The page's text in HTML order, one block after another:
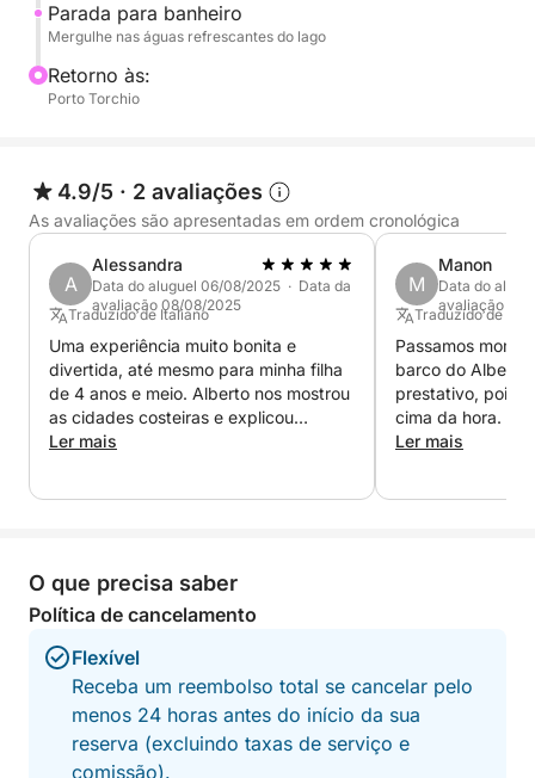
Durante o passeio, haverá uma parada refrescante
para um mergulho nas águas cristalinas do lago, um
momento perfeito para mergulhar e desfrutar da
tranquilidade da paisagem. A bordo, você terá
favorita, criando a atmosfera perfeita. Uma
experiência completa, ideal para quem busca
relaxamento, beleza e um gostinho das maravilhas
do Lago de Garda em pouco tempo.
Parada para banheiro
Mergulhe nas águas refrescantes do lago
Retorno às:
Porto Torchio
4.9/5 · 2 avaliações
As avaliações são apresentadas em ordem cronológica
A
Alessandra
Data do aluguel 06/08/2025 · Data da
avaliação 08/08/2025
Traduzido de Italiano
Uma experiência muito bonita e
divertida, até mesmo para minha filha
de 4 anos e meio. Alberto nos mostrou
as cidades costeiras e explicou
algumas curiosidades locais.
Ler mais
M
Manon
Data do
avaliação
Traduzido de
Passamos
barco do
prestativo, pois
cima da hora.
Ler mais
O que precisa saber
Política de cancelamento
Flexível
Receba um reembolso total se cancelar pelo
menos 24 horas antes do início da sua
reserva (excluindo taxas de serviço e
comissão).